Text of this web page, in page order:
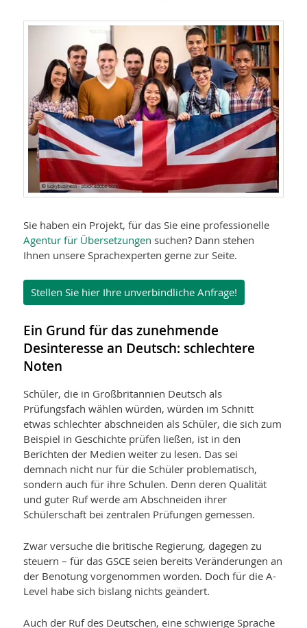
Sie haben ein Projekt, für das Sie eine professionelle
Agentur für Übersetzungen suchen? Dann stehen
Ihnen unsere Sprachexperten gerne zur Seite.
Stellen Sie hier Ihre unverbindliche Anfrage!
Ein Grund für das zunehmende
Desinteresse an Deutsch: schlechtere
Noten
Schüler, die in Großbritannien Deutsch als
Prüfungsfach wählen würden, würden im Schnitt
etwas schlechter abschneiden als Schüler, die sich zum
Beispiel in Geschichte prüfen ließen, ist in den
Berichten der Medien weiter zu lesen. Das sei
demnach nicht nur für die Schüler problematisch,
sondern auch für ihre Schulen. Denn deren Qualität
und guter Ruf werde am Abschneiden ihrer
Schülerschaft bei zentralen Prüfungen gemessen.
Zwar versuche die britische Regierung, dagegen zu
steuern – für das GSCE seien bereits Veränderungen an
der Benotung vorgenommen worden. Doch für die A-
Level habe sich bislang nichts geändert.
Auch der Ruf des Deutschen, eine schwierige Sprache